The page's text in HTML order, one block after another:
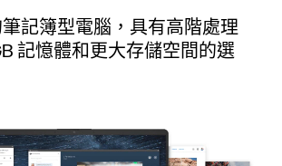
記簿型電腦，具有高階處理
記憶體和更大存儲空間的選